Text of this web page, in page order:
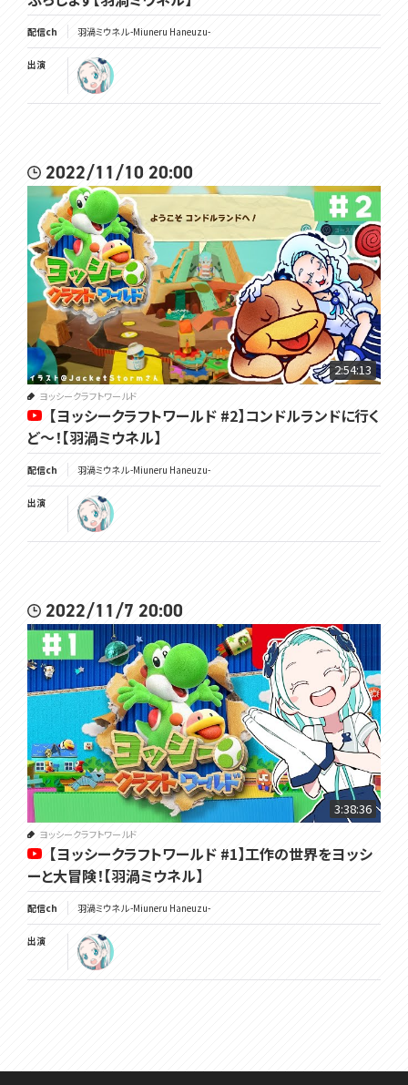
配信ch 羽渦ミウネル -Miuneru Haneuzu-
出演
2022/11/10 20:00
2:54:13
ヨッシークラフトワールド
【ヨッシークラフトワールド #2】コンドルランドに行く
ど～！【羽渦ミウネル】
配信ch 羽渦ミウネル -Miuneru Haneuzu-
出演
2022/11/7 20:00
3:38:36
ヨッシークラフトワールド
【ヨッシークラフトワールド #1】工作の世界をヨッシ
ーと大冒険！【羽渦ミウネル】
配信ch 羽渦ミウネル -Miuneru Haneuzu-
出演